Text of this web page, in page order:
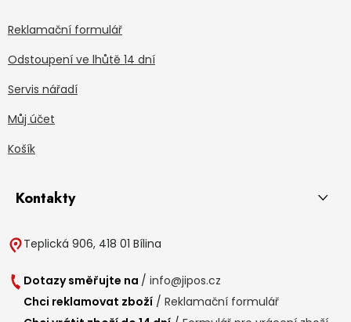
Reklamační formulář
Odstoupení ve lhůtě 14 dní
Servis nářadí
Můj účet
Košík
Kontakty
Teplická 906, 418 01 Bílina
Dotazy směřujte na / info@jipos.cz
Chci reklamovat zboží / Reklamační formulář